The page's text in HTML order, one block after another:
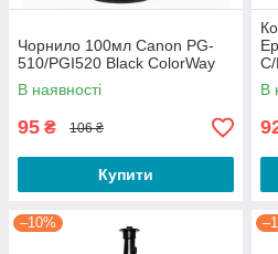
Чорнило 100мл Canon PG-
510/PGI520 Black ColorWay
В наявності
95 ₴ 106 ₴
Купити
С/
В
–10%